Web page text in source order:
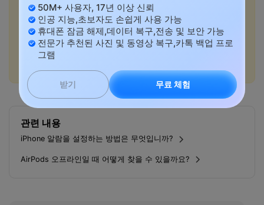
방법
삼성 갤럭시에서 알림을 관리하고 사용자 지정하는 방법
스마트 스위치를 사용하여 삼성 갤럭시 폰 간에 데이터를 전
송하는 방법
삼성 페이를 설정하고 사용하는 방법
삼성 갤럭시의 저장 공간을 확보하는 방법
관련 내용
iPhone 알람을 설정하는 방법은 무엇입니까?
AirPods 오프라인일 때 어떻게 찾을 수 있을까요?
50M+ 사용자, 17년 이상 신뢰
인공 지능,초보자도 손쉽게 사용 가능
휴대폰 잠금 해제,데이터 복구,전송 및 보안 가능
전문가 추천된 사진 및 동영상 복구,카톡 백업 프로
그램
받기 무료 체험